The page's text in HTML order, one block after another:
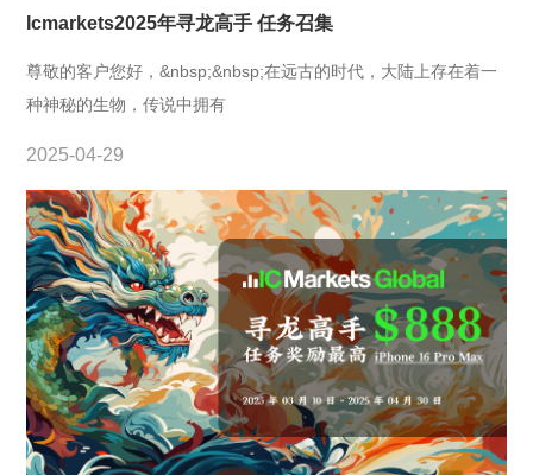
Icmarkets2025年寻龙高手 任务召集
尊敬的客户您好，&nbsp;&nbsp;在远古的时代，大陆上存在着一
种神秘的生物，传说中拥有
2025-04-29